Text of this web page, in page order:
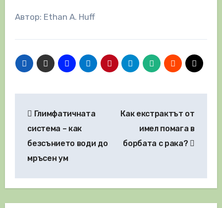
Автор: Ethan A. Huff
Глимфатичната
система – как
безсънието води до
мръсен ум
Как екстрактът от
имел помага в
борбата с рака?